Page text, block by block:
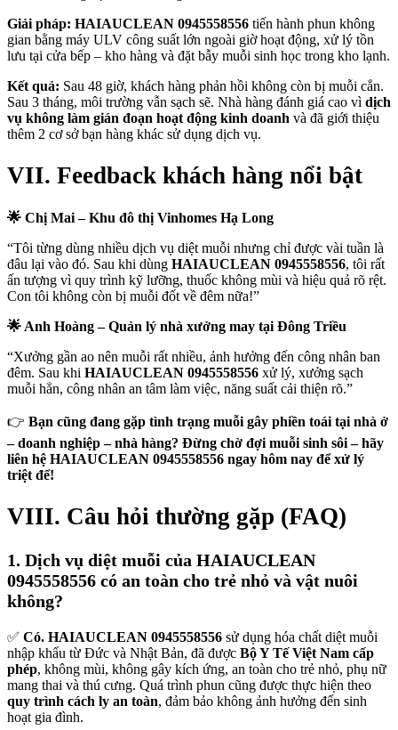
Giải pháp: HAIAUCLEAN 0945558556 tiến hành phun không
gian bằng máy ULV công suất lớn ngoài giờ hoạt động, xử lý tồn
lưu tại cửa bếp – kho hàng và đặt bẫy muỗi sinh học trong kho lạnh.
Kết quả: Sau 48 giờ, khách hàng phản hồi không còn bị muỗi cắn.
Sau 3 tháng, môi trường vẫn sạch sẽ. Nhà hàng đánh giá cao vì dịch
vụ không làm gián đoạn hoạt động kinh doanh và đã giới thiệu
thêm 2 cơ sở bạn hàng khác sử dụng dịch vụ.
VII. Feedback khách hàng nổi bật
🌟 Chị Mai – Khu đô thị Vinhomes Hạ Long
“Tôi từng dùng nhiều dịch vụ diệt muỗi nhưng chỉ được vài tuần là
đâu lại vào đó. Sau khi dùng HAIAUCLEAN 0945558556, tôi rất
ấn tượng vì quy trình kỹ lưỡng, thuốc không mùi và hiệu quả rõ rệt.
Con tôi không còn bị muỗi đốt về đêm nữa!”
🌟 Anh Hoàng – Quản lý nhà xưởng may tại Đông Triều
“Xưởng gần ao nên muỗi rất nhiều, ảnh hưởng đến công nhân ban
đêm. Sau khi HAIAUCLEAN 0945558556 xử lý, xưởng sạch
muỗi hẳn, công nhân an tâm làm việc, năng suất cải thiện rõ.”
👉 Bạn cũng đang gặp tình trạng muỗi gây phiền toái tại nhà ở
– doanh nghiệp – nhà hàng? Đừng chờ đợi muỗi sinh sôi – hãy
liên hệ HAIAUCLEAN 0945558556 ngay hôm nay để xử lý
triệt để!
VIII. Câu hỏi thường gặp (FAQ)
1. Dịch vụ diệt muỗi của HAIAUCLEAN
0945558556 có an toàn cho trẻ nhỏ và vật nuôi
không?
✅ Có. HAIAUCLEAN 0945558556 sử dụng hóa chất diệt muỗi
nhập khẩu từ Đức và Nhật Bản, đã được Bộ Y Tế Việt Nam cấp
phép, không mùi, không gây kích ứng, an toàn cho trẻ nhỏ, phụ nữ
mang thai và thú cưng. Quá trình phun cũng được thực hiện theo
quy trình cách ly an toàn, đảm bảo không ảnh hưởng đến sinh
hoạt gia đình.